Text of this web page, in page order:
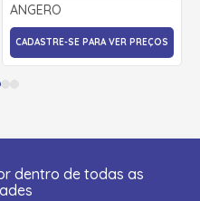
ANGERO
CADASTRE-SE PARA VER PREÇOS
dentro de todas as